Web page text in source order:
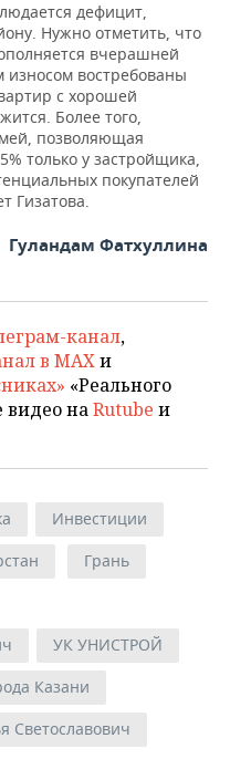
дефицит,
Нужно отметить, что
вчерашней
востребованы
с хорошей
Более того,
позволяющая
только у застройщика,
покупателей
Гизатова.
Гуландам Фатхуллина
канал,
в MAXи
«Реального
наRutube и
Инвестиции
Грань
УК УНИСТРОЙ
Казани
Светославович